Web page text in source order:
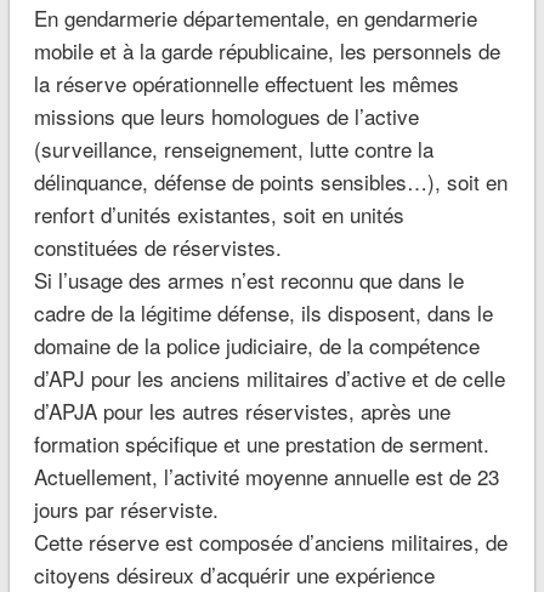
En gendarmerie départementale, en gendarmerie
mobile et à la garde républicaine, les personnels de
la réserve opérationnelle effectuent les mêmes
missions que leurs homologues de l’active
(surveillance, renseignement, lutte contre la
délinquance, défense de points sensibles…), soit en
renfort d’unités existantes, soit en unités
constituées de réservistes.
Si l’usage des armes n’est reconnu que dans le
cadre de la légitime défense, ils disposent, dans le
domaine de la police judiciaire, de la compétence
d’APJ pour les anciens militaires d’active et de celle
d’APJA pour les autres réservistes, après une
formation spécifique et une prestation de serment.
Actuellement, l’activité moyenne annuelle est de 23
jours par réserviste.
Cette réserve est composée d’anciens militaires, de
citoyens désireux d’acquérir une expérience